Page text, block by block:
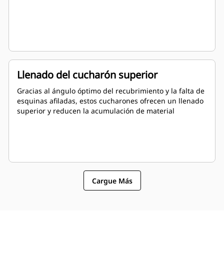
Llenado del cucharón superior
Gracias al ángulo óptimo del recubrimiento y la falta de
esquinas afiladas, estos cucharones ofrecen un llenado
superior y reducen la acumulación de material
Cargue Más